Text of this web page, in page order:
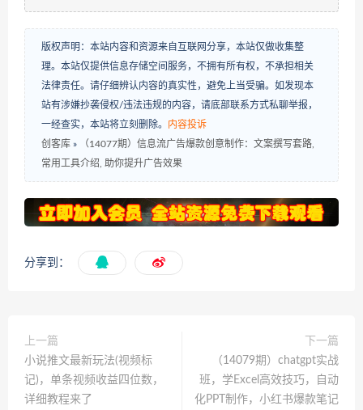
版权声明：本站内容和资源来自互联网分享，本站仅做收集整
理。本站仅提供信息存储空间服务，不拥有所有权，不承担相关
法律责任。请仔细辨认内容的真实性，避免上当受骗。如发现本
站有涉嫌抄袭侵权/违法违规的内容，请底部联系方式私聊举报，
一经查实，本站将立刻删除。 内容投诉
创客库 »
（14077期）信息流广告爆款创意制作：文案撰写套路,
常用工具介绍, 助你提升广告效果
分享到：
上一篇
小说推文最新玩法(视频标
记)，单条视频收益四位数，
详细教程来了
下一篇
（14079期）chatgpt实战
班，学Excel高效技巧，自动
化PPT制作，小红书爆款笔记